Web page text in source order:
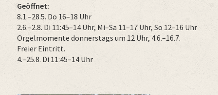
Geöffnet:
8.1.–28.5. Do 16–18 Uhr
2.6.–2.8. Di 11:45–14 Uhr, Mi–Sa 11–17 Uhr, So 12–16 Uhr
Orgelmomente donnerstags um 12 Uhr, 4.6.–16.7.
Freier Eintritt.
4.–25.8. Di 11:45–14 Uhr